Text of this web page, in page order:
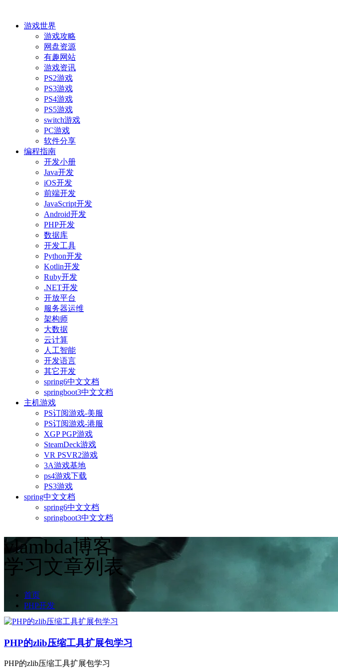
游戏世界
游戏攻略
网盘资源
有趣网站
游戏资讯
PS2游戏
PS3游戏
PS4游戏
PS5游戏
switch游戏
PC游戏
软件分享
编程指南
开发小册
Java开发
iOS开发
前端开发
JavaScript开发
Android开发
PHP开发
数据库
开发工具
Python开发
Kotlin开发
Ruby开发
.NET开发
开放平台
服务器运维
架构师
大数据
云计算
人工智能
开发语言
其它开发
spring6中文文档
springboot3中文文档
主机游戏
PS订阅游戏-美服
PS订阅游戏-港服
XGP PGP游戏
SteamDeck游戏
VR PSVR2游戏
3A游戏基地
ps4游戏下载
PS3游戏
spring中文文档
spring6中文文档
springboot3中文文档
vlambda博客
学习文章列表
首页
PHP开发
PHP的zlib压缩工具扩展包学习
PHP的zlib压缩工具扩展包学习